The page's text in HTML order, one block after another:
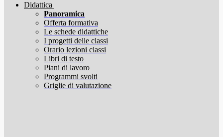
Didattica
Panoramica
Offerta formativa
Le schede didattiche
I progetti delle classi
Orario lezioni classi
Libri di testo
Piani di lavoro
Programmi svolti
Griglie di valutazione